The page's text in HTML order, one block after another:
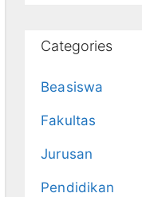
Categories
Beasiswa
Fakultas
Jurusan
Pendidikan